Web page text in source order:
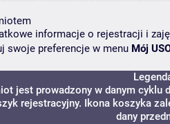
informacje o rejestracji i
swoje preferencje w menu Mój
jest prowadzony w danym cyklu
rejestracyjny. Ikona koszyka
dany